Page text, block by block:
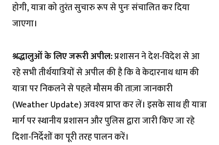
होगी, यात्रा को तुरंत सुचारु रूप से पुनः संचालित कर दिया
जाएगा।
श्रद्धालुओं के लिए जरूरी अपील:प्रशासन ने देश-विदेश से आ
रहे सभी तीर्थयात्रियों से अपील की है कि वे केदारनाथ धाम की
यात्रा पर निकलने से पहले मौसम की ताज़ा जानकारी
(Weather Update) अवश्य प्राप्त कर लें। इसके साथ ही यात्रा
मार्ग पर स्थानीय प्रशासन और पुलिस द्वारा जारी किए जा रहे
दिशा-निर्देशों का पूरी तरह पालन करें।